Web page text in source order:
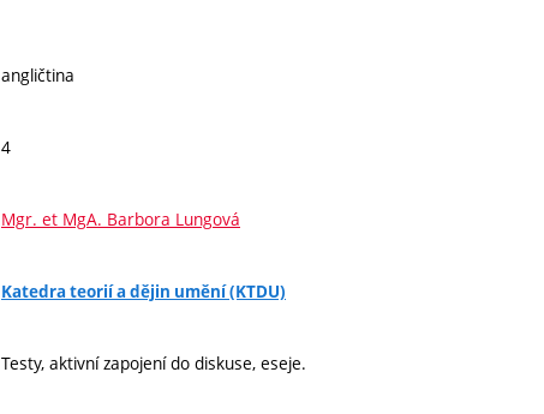
angličtina
4
Mgr. et MgA. Barbora Lungová
Katedra teorií a dějin umění (KTDU)
Testy, aktivní zapojení do diskuse, eseje.